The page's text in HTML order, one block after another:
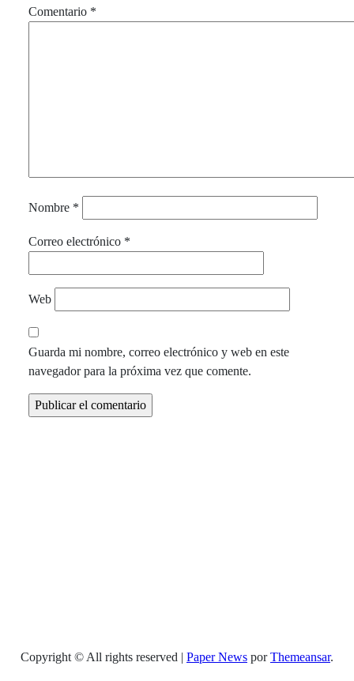
Comentario *
Nombre *
Correo electrónico *
Web
Guarda mi nombre, correo electrónico y web en este
navegador para la próxima vez que comente.
Copyright © All rights reserved | Paper News porThemeansar.